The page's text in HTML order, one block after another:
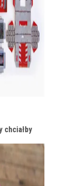
chciałby